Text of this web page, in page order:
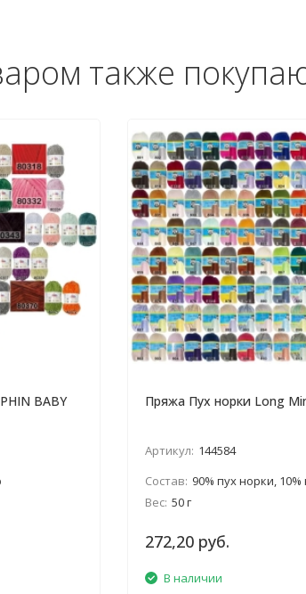
также
BABY Пряжа Пух норки Long
Артикул: 144584
Состав: 90% пух норки,
Вес: 50 г
272,20 руб.
В наличии